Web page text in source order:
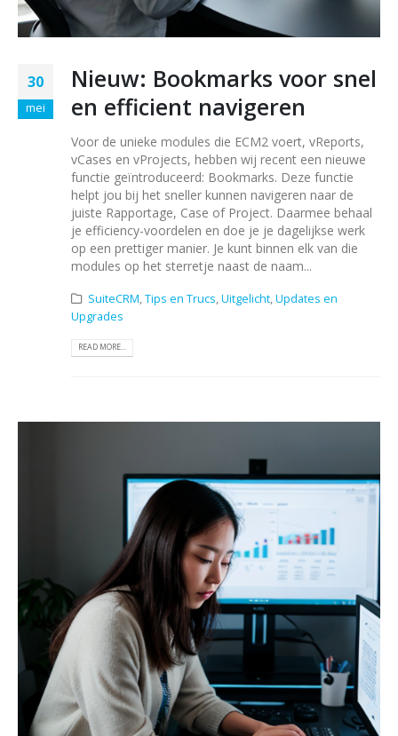
30
mei
Nieuw: Bookmarks voor snel
en efficient navigeren
Voor de unieke modules die ECM2 voert, vReports,
vCases en vProjects, hebben wij recent een nieuwe
functie geïntroduceerd: Bookmarks. Deze functie
helpt jou bij het sneller kunnen navigeren naar de
juiste Rapportage, Case of Project. Daarmee behaal
je efficiency-voordelen en doe je je dagelijkse werk
op een prettiger manier. Je kunt binnen elk van die
modules op het sterretje naast de naam...
SuiteCRM,Tips en Trucs,Uitgelicht,Updates en
Upgrades
READ MORE...